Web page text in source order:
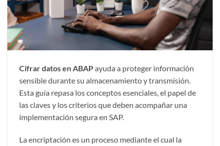
Cifrar datos en ABAPayuda a proteger información
sensible durante su almacenamiento y transmisión.
Esta guía repasa los conceptos esenciales, el papel de
las claves y los criterios que deben acompañar una
implementación segura en SAP.
La encriptación es un proceso mediante el cual la